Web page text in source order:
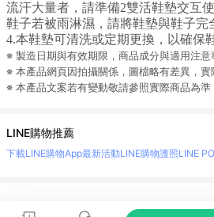
流汗大量者，請準備2雙活鞋墊交互使
鞋子若被雨淋濕，請將鞋墊與鞋子完
4.本鞋墊可清洗或定期更換，以確保
※ 製造日期與有效期限，商品成分與適用注
※ 本產品網頁因拍攝關係，圖檔略有差異，實
※ 本產品文案若有變動敬請參照實際商品為準
LINE購物推薦
下載LINE購物App最新活動LINE購物護照LINE
LINE 購物是匯集購物情報與商品資訊的整合性